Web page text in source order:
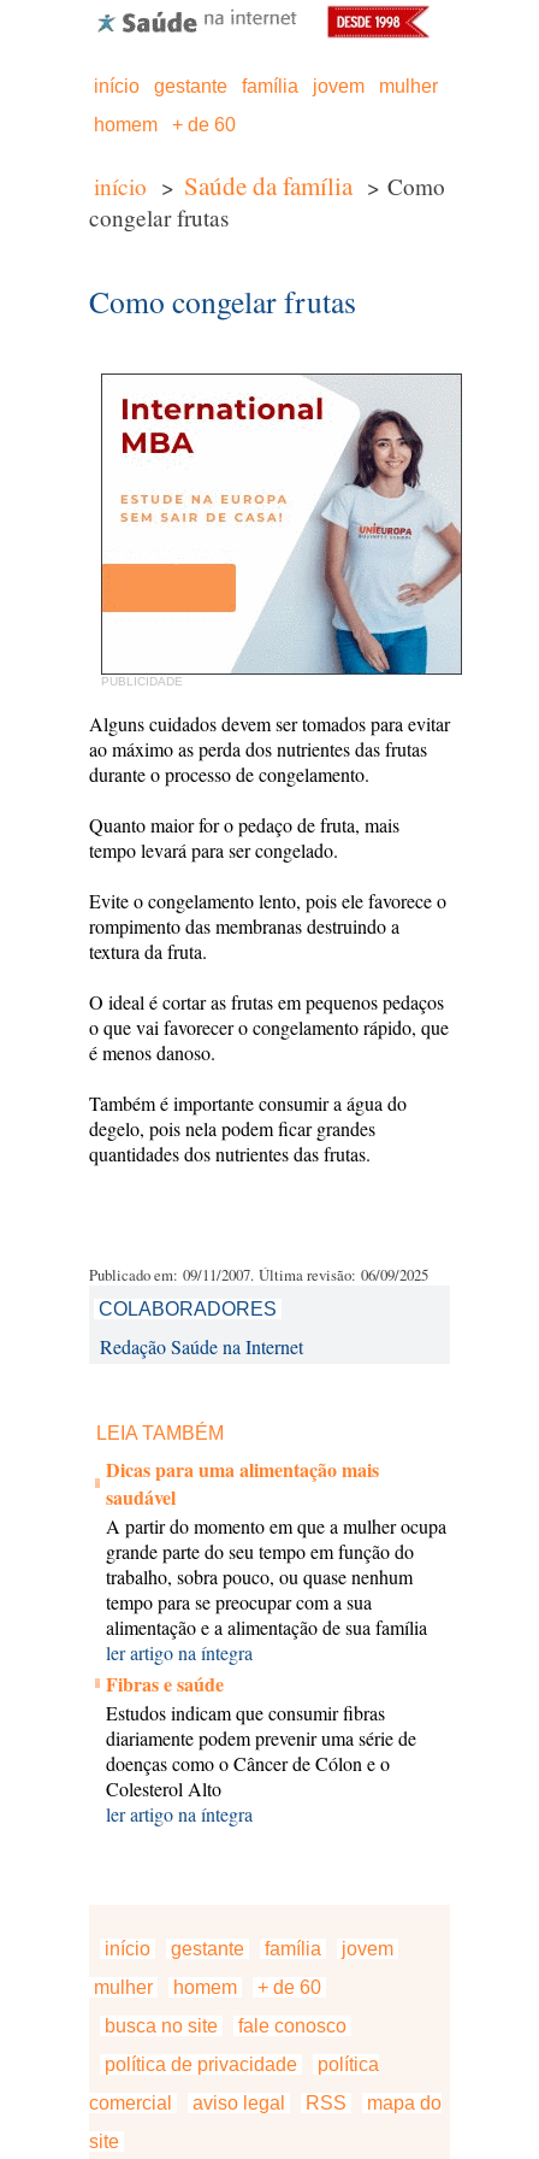
início gestante família jovem
mulher
homem
+ de 60
início > Saúde da família > Como
congelar frutas
Como congelar frutas
PUBLICIDADE
Alguns cuidados devem ser tomados para evitar
ao máximo as perda dos nutrientes das frutas
durante o processo de congelamento.
Quanto maior for o pedaço de fruta, mais
tempo levará para ser congelado.
Evite o congelamento lento, pois ele favorece o
rompimento das membranas destruindo a
textura da fruta.
O ideal é cortar as frutas em pequenos pedaços
o que vai favorecer o congelamento rápido, que
é menos danoso.
Também é importante consumir a água do
degelo, pois nela podem ficar grandes
quantidades dos nutrientes das frutas.
Publicado em: 09/11/2007. Última revisão: 06/09/2025
COLABORADORES
Redação Saúde na Internet
LEIA TAMBÉM
Dicas para uma alimentação mais
saudável
A partir do momento em que a mulher ocupa
grande parte do seu tempo em função do
trabalho, sobra pouco, ou quase nenhum
tempo para se preocupar com a sua
alimentação e a alimentação de sua família
ler artigo na íntegra
Fibras e saúde
Estudos indicam que consumir fibras
diariamente podem prevenir uma série de
doenças como o Câncer de Cólon e o
Colesterol Alto
ler artigo na íntegra
início gestante família
jovem
mulher
homem
+ de 60
busca no site
fale conosco
política de privacidade
política
comercial
aviso legal RSS
mapa do
site